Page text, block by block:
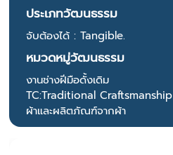
ประเภทวัฒนธรรม
จับต้องได้ : Tangible.
หมวดหมู่วัฒนธรรม
งานช่างฝีมือดั้งเดิม
TC:Traditional Craftsmanship
ผ้าและผลิตภัณฑ์จากผ้า